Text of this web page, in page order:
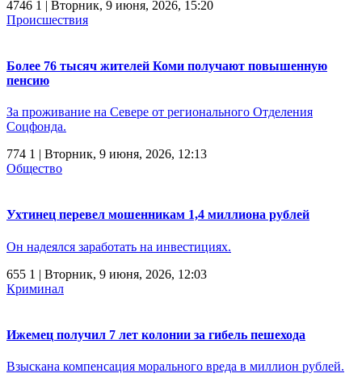
4746 1 | Вторник, 9 июня, 2026, 15:20
Происшествия
Более 76 тысяч жителей Коми получают повышенную
пенсию
За проживание на Севере от регионального Отделения
Соцфонда.
774 1 | Вторник, 9 июня, 2026, 12:13
Общество
Ухтинец перевел мошенникам 1,4 миллиона рублей
Он надеялся заработать на инвестициях.
655 1 | Вторник, 9 июня, 2026, 12:03
Криминал
Ижемец получил 7 лет колонии за гибель пешехода
Взыскана компенсация морального вреда в миллион рублей.